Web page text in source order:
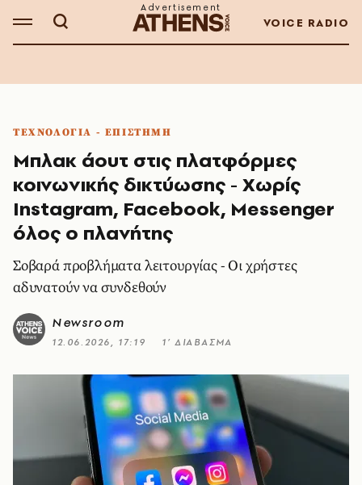
VOICE RADIO
ΤΕΧΝΟΛΟΓΙΑ - ΕΠΙΣΤΗΜΗ
Μπλακ άουτ στις πλατφόρμες
κοινωνικής δικτύωσης - Χωρίς
Instagram, Facebook, Messenger
όλος ο πλανήτης
Σοβαρά προβλήματα λειτουργίας - Οι χρήστες
αδυνατούν να συνδεθούν
Newsroom
12.06.2026, 17:19 1’ ΔΙΑΒΑΣΜΑ